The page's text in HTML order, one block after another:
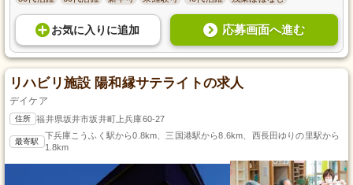
お気に入り に追加 応募画面へ進む
リハビリ施設 陽和縁サテライトの求人
デイケア
住所 福井県坂井市坂井町上兵庫60-27
最寄駅
下兵庫こうふく駅から0.8km、三国港駅から8.6km、西長田ゆりの里駅から
1.8km